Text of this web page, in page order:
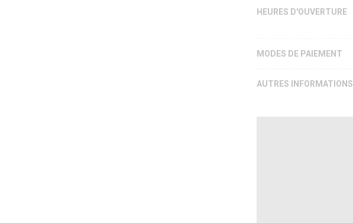
HEURES D'OUVERTURE
MODES DE PAIEMENT
AUTRES INFORMATIONS